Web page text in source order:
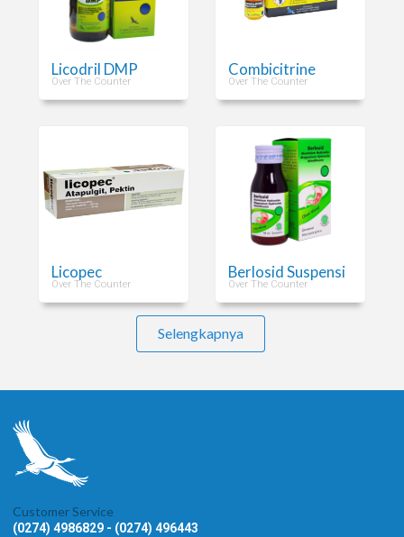
Licodril DMP
Over The Counter
Combicitrine
Over The Counter
Licopec
Over The Counter
Berlosid Suspensi
Over The Counter
Selengkapnya
Customer Service
(0274) 4986829 - (0274) 496443